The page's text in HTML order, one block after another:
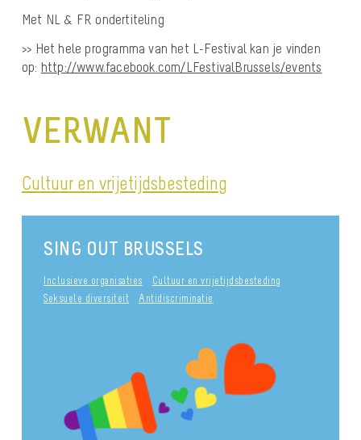
Met NL & FR ondertiteling
>> Het hele programma van het L-Festival kan je vinden
op: http://www.facebook.com/LFestivalBrussels/events
VERWANT
Cultuur en vrijetijdsbesteding
SING OUT BRUSSELS
Inclusieve organisaties
Cultuur en vrijetijdsbesteding
Seksuele diversiteit
Antidiscriminatie